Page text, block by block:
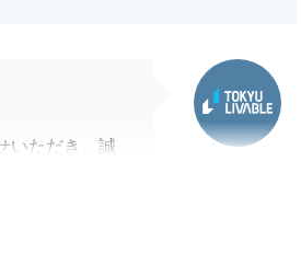
いただき、誠
等、ご協力を
。